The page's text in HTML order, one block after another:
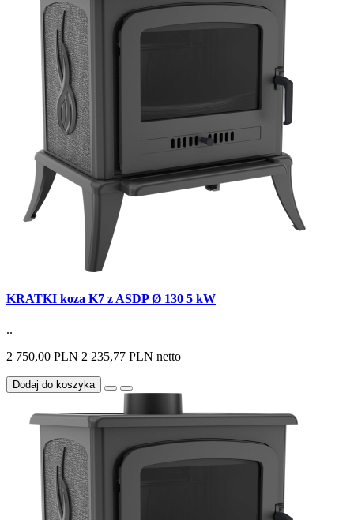
KRATKI koza K7 z ASDP Ø 130 5 kW
..
2 750,00 PLN 2 235,77 PLN netto
Dodaj do koszyka